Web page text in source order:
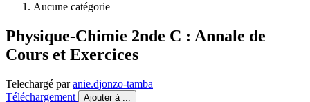
Aucune catégorie
Physique-Chimie 2nde C : Annale de
Cours et Exercices
Telechargé paranie.djonzo-tamba
Téléchargement
Ajouter à ...